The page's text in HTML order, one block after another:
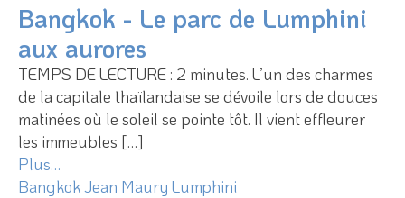
Bangkok - Le parc de Lumphini
aux aurores
TEMPS DE LECTURE : 2 minutes. L’un des charmes
de la capitale thaïlandaise se dévoile lors de douces
matinées où le soleil se pointe tôt. Il vient effleurer
les immeubles […]
Plus…
BangkokJean Maury Lumphini